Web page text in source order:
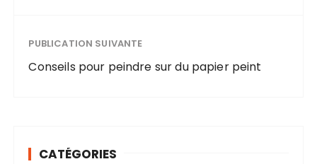
PUBLICATION SUIVANTE
Conseils pour peindre sur du papier peint
CATÉGORIES